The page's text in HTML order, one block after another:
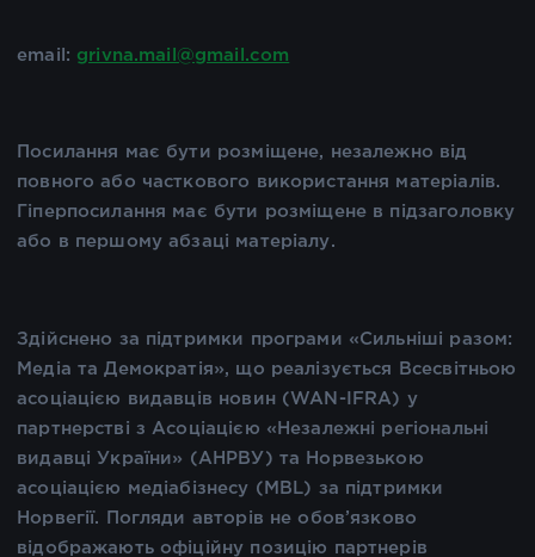
email: grivna.mail@gmail.com
Посилання має бути розміщене, незалежно від
повного або часткового використання матеріалів.
Гіперпосилання має бути розміщене в підзаголовку
або в першому абзаці матеріалу.
Здійснено за підтримки програми «Сильніші разом:
Медіа та Демократія», що реалізується Всесвітньою
асоціацією видавців новин (WAN-IFRA) у
партнерстві з Асоціацією «Незалежні регіональні
видавці України» (АНРВУ) та Норвезькою
асоціацією медіабізнесу (MBL) за підтримки
Норвегії. Погляди авторів не обов’язково
відображають офіційну позицію партнерів